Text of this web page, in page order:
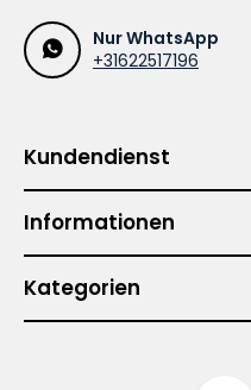
Nur WhatsApp
+31622517196
Kundendienst
Informationen
Kategorien